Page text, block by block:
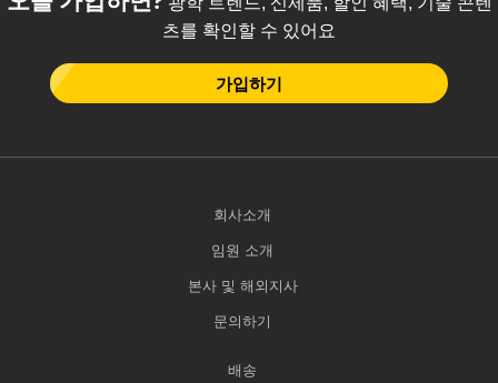
츠를 확인할 수 있어요
가입하기
회사소개
임원 소개
본사 및 해외지사
문의하기
배송